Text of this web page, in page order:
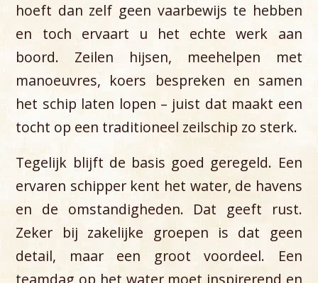
hoeft dan zelf geen vaarbewijs te hebben
en toch ervaart u het echte werk aan
boord. Zeilen hijsen, meehelpen met
manoeuvres, koers bespreken en samen
het schip laten lopen – juist dat maakt een
tocht op een traditioneel zeilschip zo sterk.
Tegelijk blijft de basis goed geregeld. Een
ervaren schipper kent het water, de havens
en de omstandigheden. Dat geeft rust.
Zeker bij zakelijke groepen is dat geen
detail, maar een groot voordeel. Een
teamdag op het water moet inspirerend en